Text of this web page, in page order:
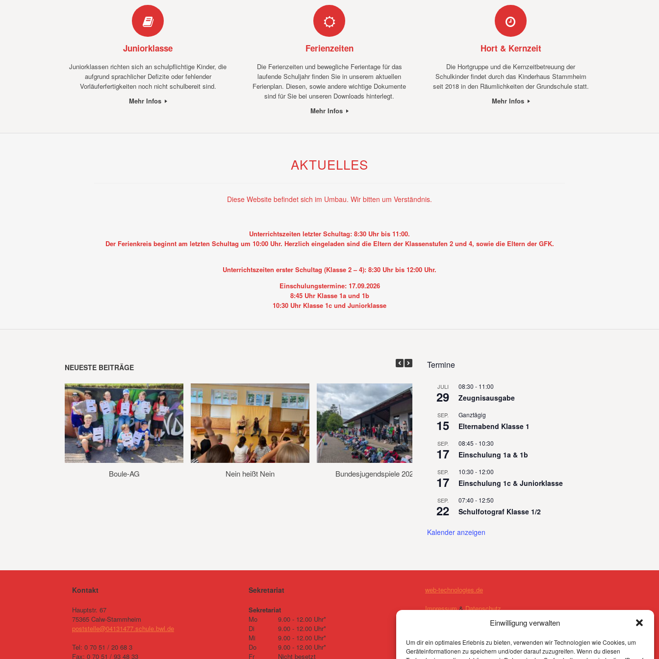
Einwilligung verwalten
Um dir ein optimales Erlebnis zu bieten, verwenden wir Technologien wie Cookies, um
Geräteinformationen zu speichern und/oder darauf zuzugreifen. Wenn du diesen
Juniorklasse
Juniorklassen richten sich an schulpflichtige Kinder, die
aufgrund sprachlicher Defizite oder fehlender
Vorläuferfertigkeiten noch nicht schulbereit sind.
Mehr Infos
Ferienzeiten
Die Ferienzeiten und bewegliche Ferientage für das
laufende Schuljahr finden Sie in unserem aktuellen
Ferienplan. Diesen, sowie andere wichtige Dokumente
sind für Sie bei unseren Downloads hinterlegt.
Mehr Infos
Hort & Kernzeit
Die Hortgruppe und die Kernzeitbetreuung der
Schulkinder findet durch das Kinderhaus Stammheim
seit 2018 in den Räumlichkeiten der Grundschule statt.
Mehr Infos
AKTUELLES
Diese Website befindet sich im Umbau. Wir bitten um Verständnis.
Unterrichtszeiten letzter Schultag: 8:30 Uhr bis 11:00.
Der Ferienkreis beginnt am letzten Schultag um 10:00 Uhr. Herzlich eingeladen sind die Eltern der Klassenstufen 2 und 4, sowie die Eltern der GFK.
Unterrichtszeiten erster Schultag (Klasse 2 – 4): 8:30 Uhr bis 12:00 Uhr.
Einschulungstermine: 17.09.2026
8:45 Uhr Klasse 1a und 1b
10:30 Uhr Klasse 1c und Juniorklasse
NEUESTE BEITRÄGE
Boule-AG Nein heißt Nein Bundesjugendspiele 2026 Stammheim wird sauber
Termine
JULI
29
08:30 - 11:00
Zeugnisausgabe
SEP.
15
Ganztägig
Elternabend Klasse 1
SEP.
17
08:45 - 10:30
Einschulung 1a & 1b
SEP.
17
10:30 - 12:00
Einschulung 1c & Juniorklasse
SEP.
22
07:40 - 12:50
Schulfotograf Klasse 1/2
Kalender anzeigen
Kontakt
Hauptstr. 67
75365 Calw-Stammheim
poststelle@04131477.schule.bwl.de
Tel: 0 70 51 / 20 68 3
Fax: 0 70 51 / 93 48 33
Sekretariat
Sekretariat
Mo
9.00 - 12.00 Uhr*
Di
9.00 - 12.00 Uhr*
Mi
9.00 - 12.00 Uhr*
Do
9.00 - 12.00 Uhr*
Fr
Nicht besetzt
web-technologies.de
Impressum&Datenschutz